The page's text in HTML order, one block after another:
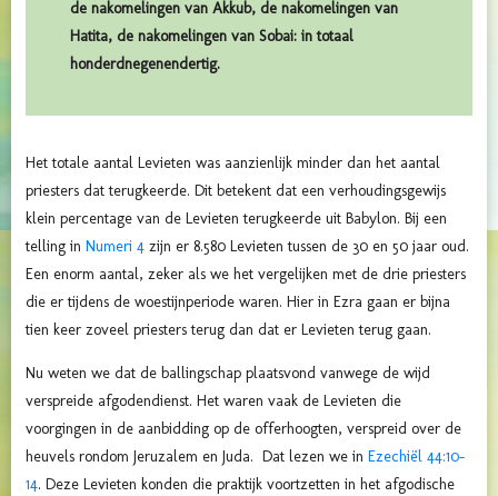
de nakomelingen van Akkub, de nakomelingen van
Hatita, de nakomelingen van Sobai: in totaal
honderdnegenendertig.
Het totale aantal Levieten was aanzienlijk minder dan het aantal
priesters dat terugkeerde. Dit betekent dat een verhoudingsgewijs
klein percentage van de Levieten terugkeerde uit Babylon. Bij een
telling in Numeri 4 zijn er 8.580 Levieten tussen de 30 en 50 jaar oud.
Een enorm aantal, zeker als we het vergelijken met de drie priesters
die er tijdens de woestijnperiode waren. Hier in Ezra gaan er bijna
tien keer zoveel priesters terug dan dat er Levieten terug gaan.
Nu weten we dat de ballingschap plaatsvond vanwege de wijd
verspreide afgodendienst. Het waren vaak de Levieten die
voorgingen in de aanbidding op de offerhoogten, verspreid over de
heuvels rondom Jeruzalem en Juda. Dat lezen we in Ezechiël 44:10-
14. Deze Levieten konden die praktijk voortzetten in het afgodische